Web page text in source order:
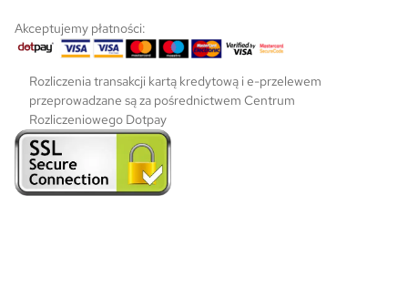
Akceptujemy płatności:
Rozliczenia transakcji kartą kredytową i e-przelewem
przeprowadzane są za pośrednictwem Centrum
Rozliczeniowego Dotpay